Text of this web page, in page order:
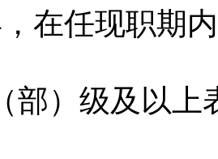
在任现职期
）级及以上